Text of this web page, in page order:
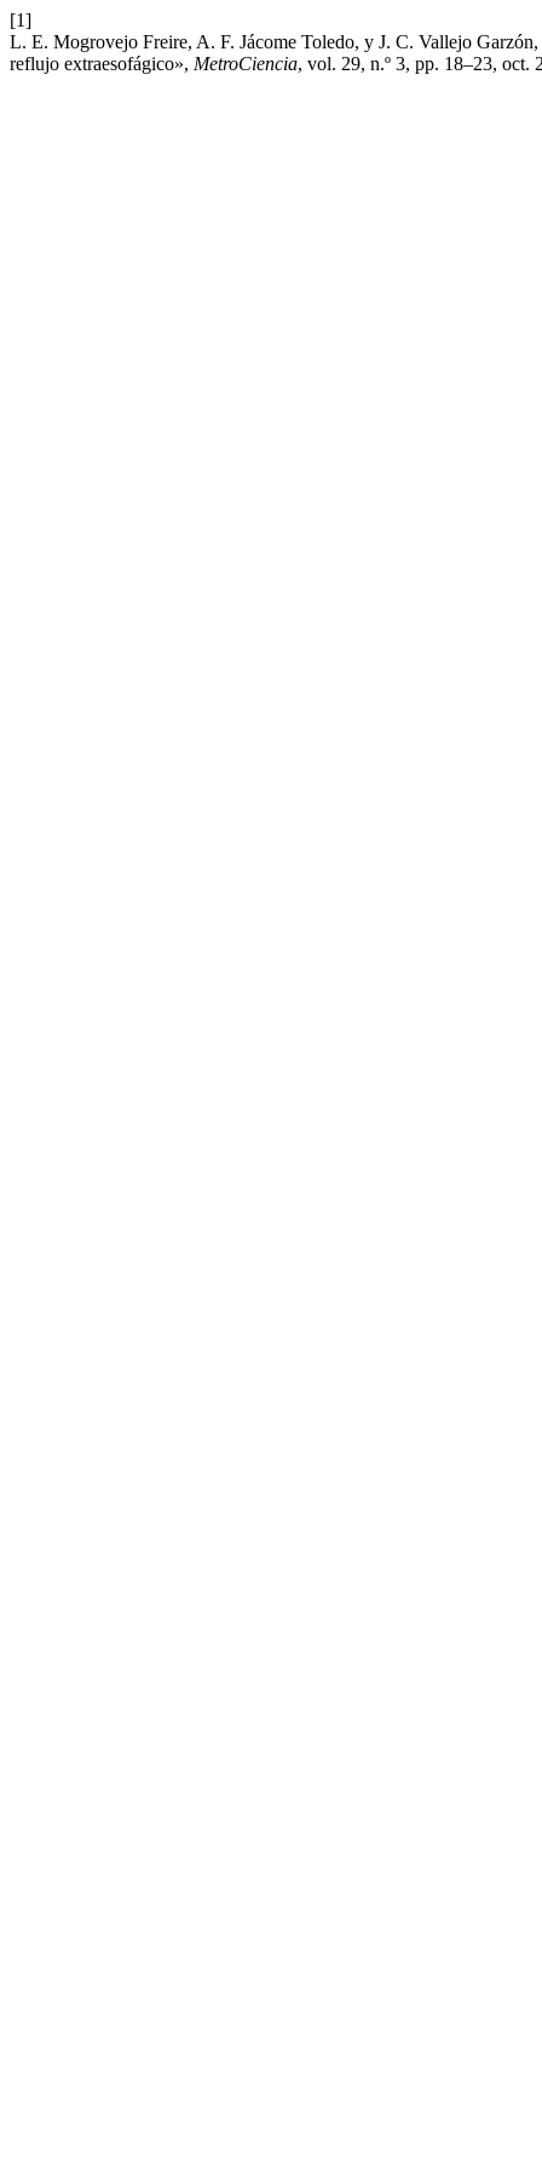
[1]
L. E. Mogrovejo Freire, A. F. Jácome Toledo, y J. C. Vallejo
reflujo extraesofágico», MetroCiencia, vol. 29, n.º 3, pp. 18–23, oct.